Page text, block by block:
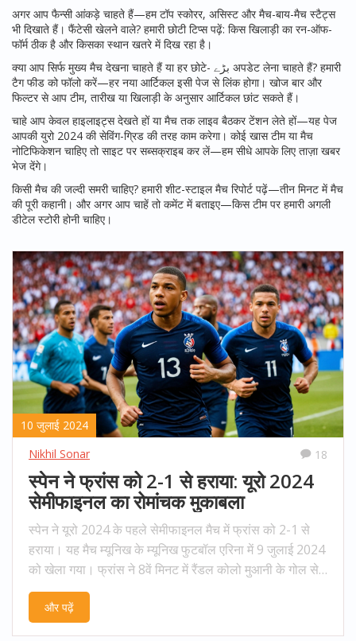
अगर आप फैन्सी आंकड़े चाहते हैं—हम टॉप स्कोरर, असिस्ट और मैच-बाय-मैच स्टैट्स
भी दिखाते हैं। फैंटेसी खेलने वाले? हमारी छोटी टिप्स पढ़ें: किस खिलाड़ी का रन-ऑफ-
फॉर्म ठीक है और किसका स्थान खतरे में दिख रहा है।
क्या आप सिर्फ मुख्य मैच देखना चाहते हैं या हर छोटे- بڑے अपडेट लेना चाहते हैं? हमारी
टैग फीड को फॉलो करें—हर नया आर्टिकल इसी पेज से लिंक होगा। खोज बार और
फिल्टर से आप टीम, तारीख या खिलाड़ी के अनुसार आर्टिकल छांट सकते हैं।
चाहे आप केवल हाइलाइट्स देखते हों या मैच तक लाइव बैठकर टेंशन लेते हों—यह पेज
आपकी युरो 2024 की सेविंग-ग्रिड की तरह काम करेगा। कोई खास टीम या मैच
नोटिफिकेशन चाहिए तो साइट पर सब्सक्राइब कर लें—हम सीधे आपके लिए ताज़ा खबर
भेज देंगे।
किसी मैच की जल्दी समरी चाहिए? हमारी शीट-स्टाइल मैच रिपोर्ट पढ़ें—तीन मिनट में मैच
की पूरी कहानी। और अगर आप चाहें तो कमेंट में बताइए—किस टीम पर हमारी अगली
डीटेल स्टोरी होनी चाहिए।
10 जुलाई 2024
Nikhil Sonar
18
स्पेन ने फ्रांस को 2-1 से हराया: यूरो 2024
सेमीफाइनल का रोमांचक मुकाबला
स्पेन ने यूरो 2024 के पहले सेमीफाइनल मैच में फ्रांस को 2-1 से
हराया। यह मैच म्यूनिख के म्यूनिख फुटबॉल एरिना में 9 जुलाई 2024
को खेला गया। फ्रांस ने 8वें मिनट में रैंडल कोलो मुआनी के गोल से
शुरुआती बढ़त हासिल की लेकिन स्पेन ने लमाइन यामल और दानी
ओल्मो के गोल से वापसी की।
और पढ़ें